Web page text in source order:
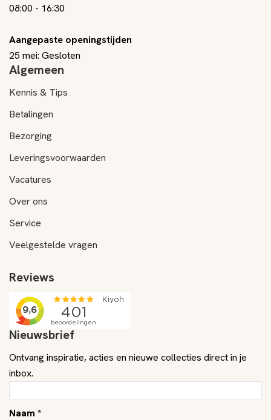
08:00 - 16:30
Aangepaste openingstijden
25 mei: Gesloten
Algemeen
Kennis & Tips
Betalingen
Bezorging
Leveringsvoorwaarden
Vacatures
Over ons
Service
Veelgestelde vragen
Reviews
Nieuwsbrief
Ontvang inspiratie, acties en nieuwe collecties direct in je
inbox.
Naam *